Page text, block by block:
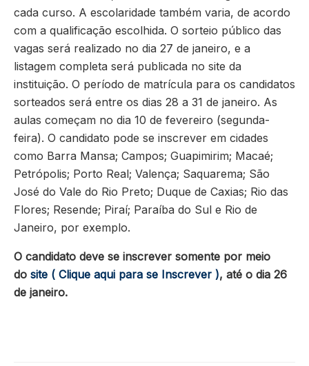
cada curso. A escolaridade também varia, de acordo
com a qualificação escolhida. O sorteio público das
vagas será realizado no dia 27 de janeiro, e a
listagem completa será publicada no site da
instituição. O período de matrícula para os candidatos
sorteados será entre os dias 28 a 31 de janeiro. As
aulas começam no dia 10 de fevereiro (segunda-
feira). O candidato pode se inscrever em cidades
como Barra Mansa; Campos; Guapimirim; Macaé;
Petrópolis; Porto Real; Valença; Saquarema; São
José do Vale do Rio Preto; Duque de Caxias; Rio das
Flores; Resende; Piraí; Paraíba do Sul e Rio de
Janeiro, por exemplo.
O candidato deve se inscrever somente por meio
do site ( Clique aqui para se Inscrever ), até o dia 26
de janeiro.